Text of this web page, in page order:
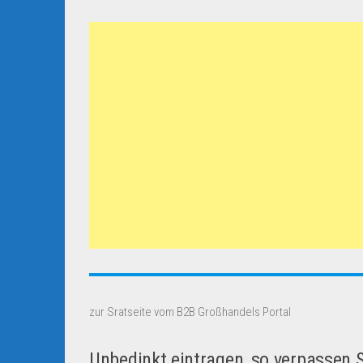
zur Sratseite vom B2B Großhandels Portal